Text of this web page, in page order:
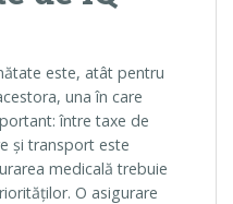
este, atât pentru
una în care
între taxe de
și transport este
medicală trebuie
O asigurare